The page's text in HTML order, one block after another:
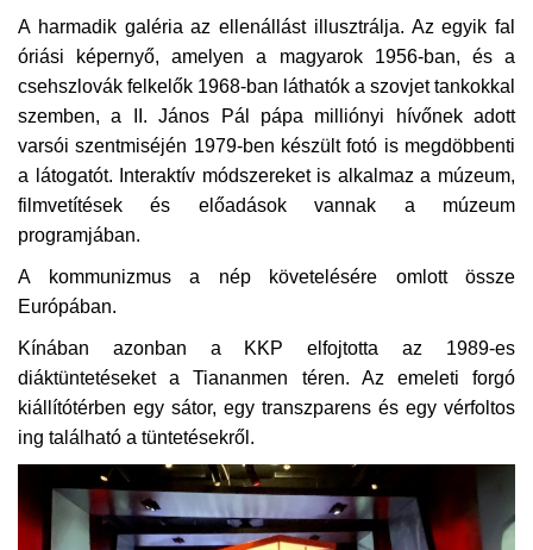
A harmadik galéria az ellenállást illusztrálja. Az egyik fal
óriási képernyő, amelyen a magyarok 1956-ban, és a
csehszlovák felkelők 1968-ban láthatók a szovjet tankokkal
szemben, a II. János Pál pápa milliónyi hívőnek adott
varsói szentmiséjén 1979-ben készült fotó is megdöbbenti
a látogatót. Interaktív módszereket is alkalmaz a múzeum,
filmvetítések és előadások vannak a múzeum
programjában.
A kommunizmus a nép követelésére omlott össze
Európában.
Kínában azonban a KKP elfojtotta az 1989-es
diáktüntetéseket a Tiananmen téren. Az emeleti forgó
kiállítótérben egy sátor, egy transzparens és egy vérfoltos
ing található a tüntetésekről.